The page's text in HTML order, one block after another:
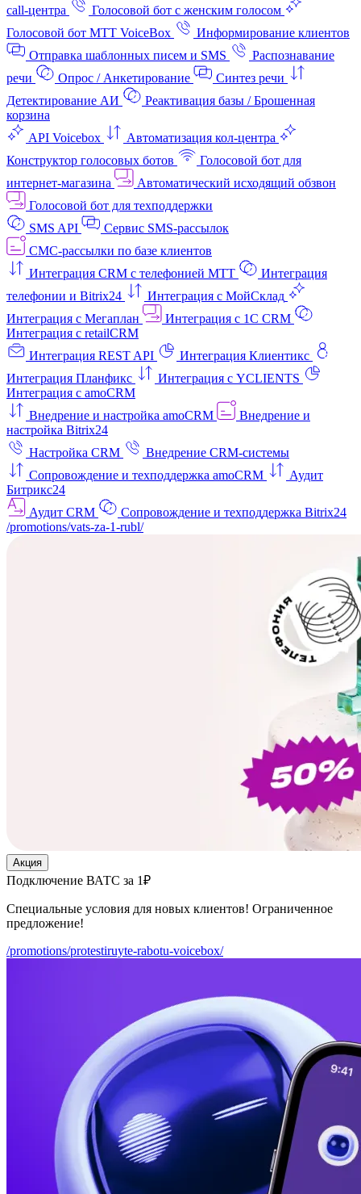
call-центра
Голосовой бот с женским голосом
Голосовой бот МТТ VoiceBox
Информирование клиентов
Отправка шаблонных писем и SMS
Распознавание
речи
Опрос / Анкетирование
Синтез речи
Детектирование АИ
Реактивация базы / Брошенная
корзина
API Voicebox
Автоматизация кол‑центра
Конструктор голосовых ботов
Голосовой бот для
интернет‑магазина
Автоматический исходящий обзвон
Голосовой бот для техподдержки
SMS API
Сервис SMS-рассылок
СМС-рассылки по базе клиентов
Интеграция CRM с телефонией МТТ
Интеграция
телефонии и Bitrix24
Интеграция с МойСклад
Интеграция с Мегаплан
Интеграция с 1C CRM
Интеграция с retailCRM
Интеграция REST API
Интеграция Клиентикс
Интеграция Планфикс
Интеграция с YCLIENTS
Интеграция с amoCRM
Внедрение и настройка amoCRM
Внедрение и
настройка Bitrix24
Настройка CRM
Внедрение CRM-системы
Сопровождение и техподдержка amoCRM
Аудит
Битрикс24
Аудит CRM
Сопровождение и техподдержка Bitrix24
/promotions/vats-za-1-rubl/
Акция
Подключение ВАТС за 1₽
Специальные условия для новых клиентов! Ограниченное
предложение!
/promotions/protestiruyte-rabotu-voicebox/